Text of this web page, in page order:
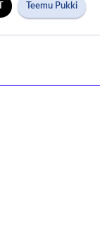
Teemu Pukki